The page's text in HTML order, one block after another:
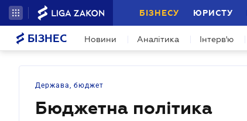
БІЗНЕСУ ЮРИСТУ
БІЗНЕС Новини Аналітика Інтерв'ю
Держава, бюджет
Бюджетна політика